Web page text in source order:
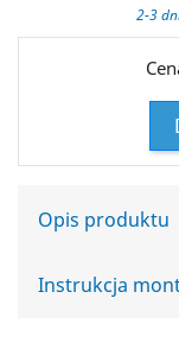
2-3
Opis produktu
Instrukcja